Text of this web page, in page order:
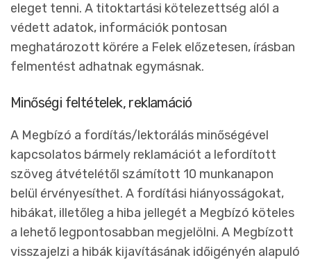
eleget tenni. A titoktartási kötelezettség alól a
védett adatok, információk pontosan
meghatározott körére a Felek előzetesen, írásban
felmentést adhatnak egymásnak.
Minőségi feltételek, reklamáció
A Megbízó a fordítás/lektorálás minőségével
kapcsolatos bármely reklamációt a lefordított
szöveg átvételétől számított 10 munkanapon
belül érvényesíthet. A fordítási hiányosságokat,
hibákat, illetőleg a hiba jellegét a Megbízó köteles
a lehető legpontosabban megjelölni. A Megbízott
visszajelzi a hibák kijavításának időigényén alapuló